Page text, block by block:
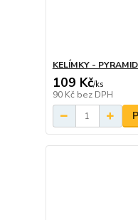
KELÍMKY -
109 Kč/ks
90 Kč bez DPH